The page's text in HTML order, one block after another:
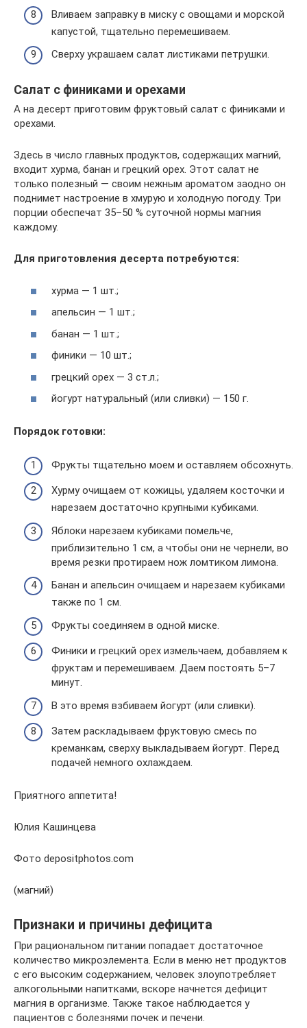
Вливаем заправку в миску с овощами и морской
капустой, тщательно перемешиваем.
Сверху украшаем салат листиками петрушки.
Салат с финиками и орехами
А на десерт приготовим фруктовый салат с финиками и
орехами.
Здесь в число главных продуктов, содержащих магний,
входит хурма, банан и грецкий орех. Этот салат не
только полезный — своим нежным ароматом заодно он
поднимет настроение в хмурую и холодную погоду. Три
порции обеспечат 35–50 % суточной нормы магния
каждому.
Для приготовления десерта потребуются:
хурма — 1 шт.;
апельсин — 1 шт.;
банан — 1 шт.;
финики — 10 шт.;
грецкий орех — 3 ст.л.;
йогурт натуральный (или сливки) — 150 г.
Порядок готовки:
Фрукты тщательно моем и оставляем обсохнуть.
Хурму очищаем от кожицы, удаляем косточки и
нарезаем достаточно крупными кубиками.
Яблоки нарезаем кубиками помельче,
приблизительно 1 см, а чтобы они не чернели, во
время резки протираем нож ломтиком лимона.
Банан и апельсин очищаем и нарезаем кубиками
также по 1 см.
Фрукты соединяем в одной миске.
Финики и грецкий орех измельчаем, добавляем к
фруктам и перемешиваем. Даем постоять 5–7
минут.
В это время взбиваем йогурт (или сливки).
Затем раскладываем фруктовую смесь по
креманкам, сверху выкладываем йогурт. Перед
подачей немного охлаждаем.
Приятного аппетита!
Юлия Кашинцева
Фото depositphotos.com
(магний)
Признаки и причины дефицита
При рациональном питании попадает достаточное
количество микроэлемента. Если в меню нет продуктов
с его высоким содержанием, человек злоупотребляет
алкогольными напитками, вскоре начнется дефицит
магния в организме. Также такое наблюдается у
пациентов с болезнями почек и печени.